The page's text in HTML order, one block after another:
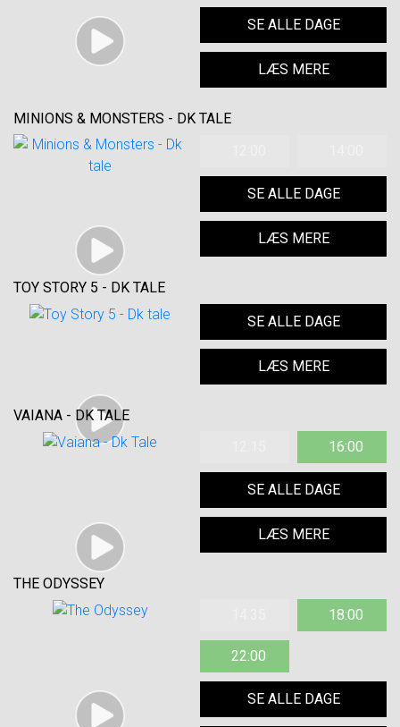
SE ALLE DAGE
LÆS MERE
MINIONS & MONSTERS - DK TALE
SE ALLE DAGE
LÆS MERE
TOY STORY 5 - DK TALE
SE ALLE DAGE
LÆS MERE
VAIANA - DK TALE
16:00
SE ALLE DAGE
LÆS MERE
THE ODYSSEY
18:00
22:00
SE ALLE DAGE